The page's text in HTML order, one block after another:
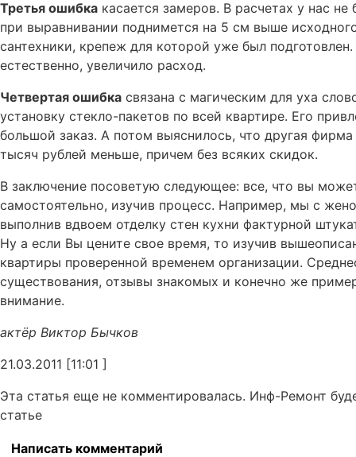
Третья ошибка касается замеров. В расчетах у нас
при выравнивании поднимется на 5 см выше
сантехники, крепеж для которой уже был
естественно, увеличило расход.
Четвертая ошибка связана с магическим для уха
установку стекло-пакетов по всей квартире. Его
большой заказ. А потом выяснилось, что другая
тысяч рублей меньше, причем без всяких скидок.
В заключение посоветую следующее: все, что вы
самостоятельно, изучив процесс. Например, мы с
выполнив вдвоем отделку стен кухни фактурной
Ну а если Вы цените свое время, то изучив
квартиры проверенной временем организации.
существования, отзывы знакомых и конечно же
внимание.
актёр Виктор Бычков
21.03.2011 [11:01 ]
Эта статья еще не комментировалась. Инф-Ремонт
статье
Написать комментарий